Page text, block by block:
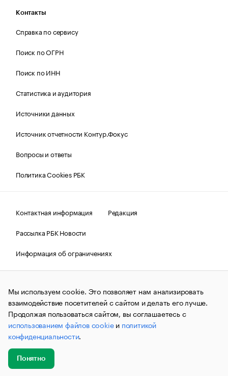
Контакты
Справка по сервису
Поиск по ОГРН
Поиск по ИНН
Статистика и аудитория
Источники данных
Источник отчетности Контур.Фокус
Вопросы и ответы
Политика Cookies РБК
Контактная информация
Редакция
Рассылка РБК Новости
Информация об ограничениях
Правовая информация
О соблюдении авторских прав
© АО «РОСБИЗНЕСКОНСАЛТИНГ»,1995–2026.Сообщения
и материалы информационного агентства «РБК»
(зарегистрировано Федеральной службой по надзору в сфере
связи, информационных технологий и массовых
коммуникаций (Роскомнадзор) 09.12.2015 за номером ИА
№ФС77-63848) сопровождаются пометкой «РБК». Отдельные
публикации могут содержать информацию,
не предназначенную для пользователей
до 18 лет.
Мы используем cookie. Это позволяет нам анализировать
взаимодействие посетителей с сайтом и делать его лучше.
Продолжая пользоваться сайтом, вы соглашаетесь с
использованием файлов cookieи политикой
конфиденциальности.
Понятно